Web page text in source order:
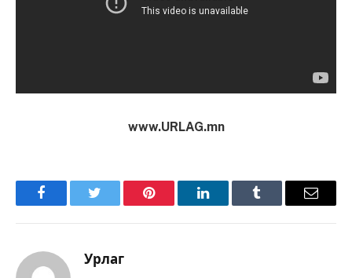
www.URLAG.mn
FacebookTwitter Pinterest LinkedInTumblr Имэйл
Урлаг